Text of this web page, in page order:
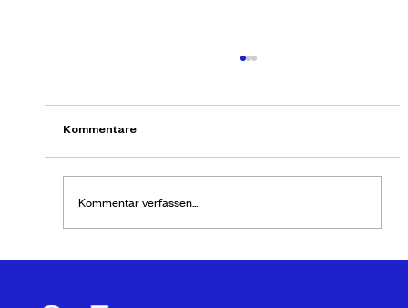
In der Wirtschaftskrise hat die
Kurzarbeiterregelung über 300 000
Kommentare
Kommentar verfassen...